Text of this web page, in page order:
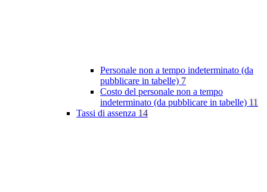
Personale non a tempo indeterminato (da
pubblicare in tabelle) 7
Costo del personale non a tempo
indeterminato (da pubblicare in tabelle) 11
Tassi di assenza 14